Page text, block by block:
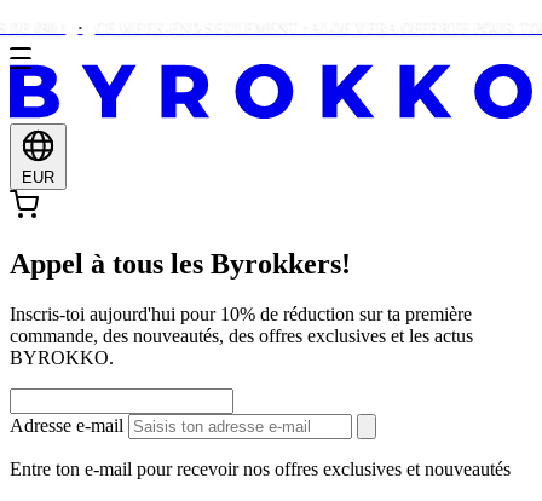
EUR
Appel à tous les Byrokkers!
Inscris-toi aujourd'hui pour 10% de réduction sur ta première
commande, des nouveautés, des offres exclusives et les actus
BYROKKO.
Adresse e-mail
Entre ton e-mail pour recevoir nos offres exclusives et nouveautés